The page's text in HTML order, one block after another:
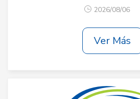
2026/08/06
Ver Más